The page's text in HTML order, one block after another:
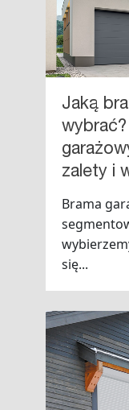
Jaką
zalety i
Brama
się...